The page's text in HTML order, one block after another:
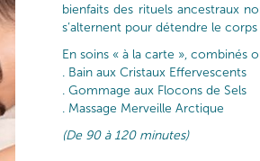
bienfaits des rituels ancestraux
s’alternent pour détendre le
En soins « à la carte », combinés
. Bain aux Cristaux Effervescents
. Gommage aux Flocons de Sels
. Massage Merveille Arctique
(De 90 à 120 minutes)